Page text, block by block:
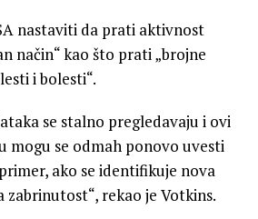
nastaviti da prati aktivnost
način“ kao što prati „brojne
i bolesti“.
se stalno pregledavaju i ovi
mogu se odmah ponovo uvesti
ako se identifikuje nova
zabrinutost“, rekao je Votkins.